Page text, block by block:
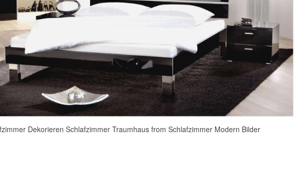
Dekorieren Schlafzimmer Traumhaus from Schlafzimmer Modern Bilder